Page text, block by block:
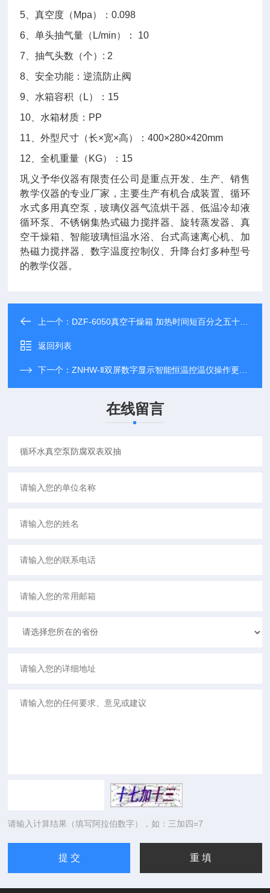
5、真空度（Mpa）：0.098
6、单头抽气量（L/min）： 10
7、抽气头数（个）: 2
8、安全功能：逆流防止阀
9、水箱容积（L）：15
10、水箱材质：PP
11、外型尺寸（长×宽×高）：400×280×420mm
12、全机重量（KG）：15
巩义予华仪器有限责任公司是重点开发、生产、销售
教学仪器的专业厂家，主要生产有机合成装置、循环
水式多用真空泵，玻璃仪器气流烘干器、低温冷却液
循环泵、不锈钢集热式磁力搅拌器、旋转蒸发器、真
空干燥箱、智能玻璃恒温水浴、台式高速离心机、加
热磁力搅拌器、数字温度控制仪、升降台灯多种型号
的教学仪器。
上一个： DZF-6050真空干燥箱 加热时间短百分之五十以上 真空干燥设备
返回列表
下一个：ZNHW-Ⅱ双屏数字显示智能恒温控温仪操作更简单明了
在线留言
请输入计算结果（填写阿拉伯数字），如：三加四=7